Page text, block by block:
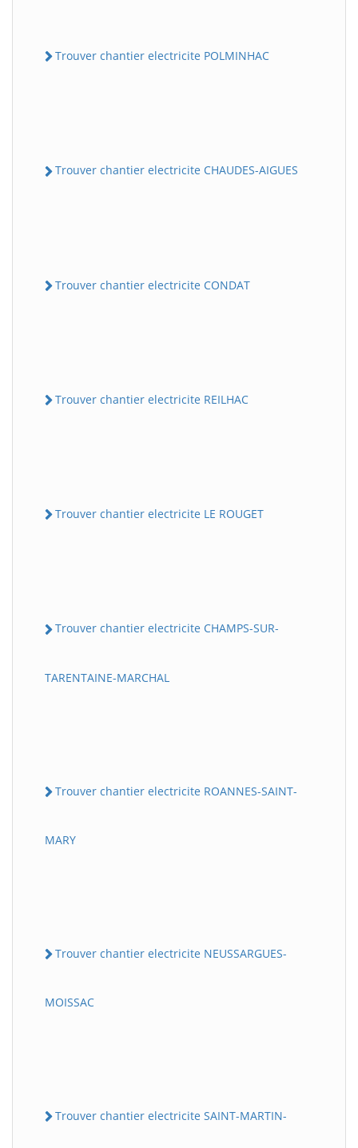
Trouver chantier electricite POLMINHAC
Trouver chantier electricite CHAUDES-AIGUES
Trouver chantier electricite CONDAT
Trouver chantier electricite REILHAC
Trouver chantier electricite LE ROUGET
Trouver chantier electricite CHAMPS-SUR-
TARENTAINE-MARCHAL
Trouver chantier electricite ROANNES-SAINT-
MARY
Trouver chantier electricite NEUSSARGUES-
MOISSAC
Trouver chantier electricite SAINT-MARTIN-